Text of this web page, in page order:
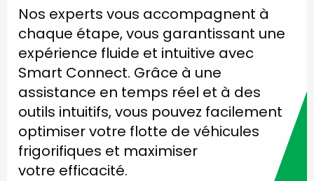
Nos experts vous accompagnent à
chaque étape, vous garantissant une
expérience fluide et intuitive avec
Smart Connect. Grâce à une
assistance en temps réel et à des
outils intuitifs, vous pouvez facilement
optimiser votre flotte de véhicules
frigorifiques et maximiser
votre efficacité.